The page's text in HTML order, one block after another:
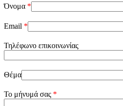
Όνομα *
Email *
Τηλέφωνο επικοινωνίας
Θέμα
Το μήνυμά σας *